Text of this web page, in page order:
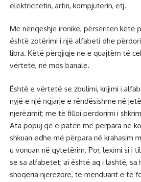
elektricitetin, artin, kompjuterin, etj.
Me nënqeshje ironike, përsëriten këtë
është zotërimi i një alfabeti dhe
libra. Këtë përgjigje ne e quajtëm të
vërtetë, në mos banale.
Është e vërtetë se zbulimi, krijimi i
nyjë e një ngjarje e rëndësishme në
njerëzimit; me të filloi përdorimi i
Ata popuj që e patën më përpara në
shkuan edhe më përpara në krahasim
u vonuan në qytetërim. Por, leximi si i
se sa alfabetet; ai është aq i lashtë, sa
shoqëria njerëzore, të menduarit e të